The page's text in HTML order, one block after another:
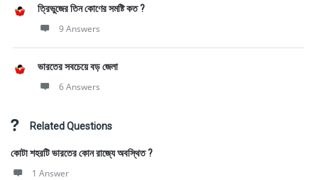
ত্রিভুজের তিন কোণের সমষ্টি কত ?
9 Answers
ভারতের সবচেয়ে বড় জেলা
6 Answers
Related Questions
কোটা শহরটি ভারতের কোন রাজ্যে অবস্থিত ?
1 Answer